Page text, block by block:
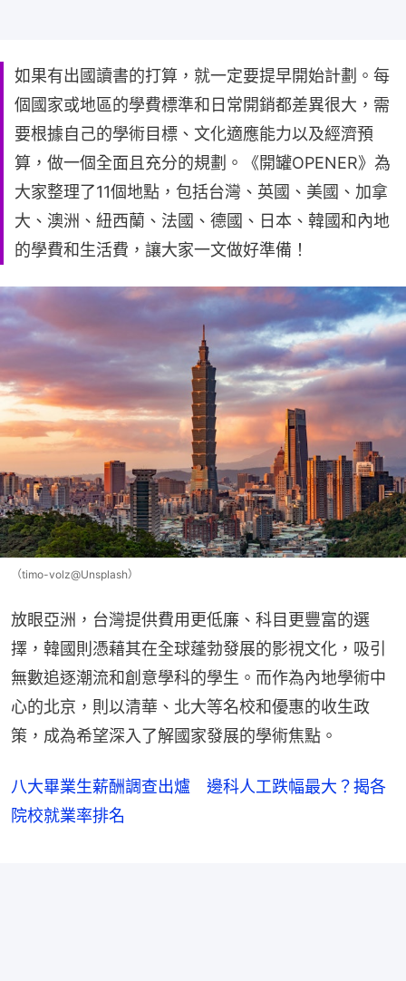
如果有出國讀書的打算，就一定要提早開始計劃。每
個國家或地區的學費標準和日常開銷都差異很大，需
要根據自己的學術目標、文化適應能力以及經濟預
算，做一個全面且充分的規劃。《開罐OPENER》為
大家整理了11個地點，包括台灣、英國、美國、加拿
大、澳洲、紐西蘭、法國、德國、日本、韓國和內地
的學費和生活費，讓大家一文做好準備！
（timo-volz@Unsplash）
放眼亞洲，台灣提供費用更低廉、科目更豐富的選
擇，韓國則憑藉其在全球蓬勃發展的影視文化，吸引
無數追逐潮流和創意學科的學生。而作為內地學術中
心的北京，則以清華、北大等名校和優惠的收生政
策，成為希望深入了解國家發展的學術焦點。
八大畢業生薪酬調查出爐 邊科人工跌幅最大？揭各
院校就業率排名